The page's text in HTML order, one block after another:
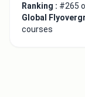
Ranking : #265
Global
courses